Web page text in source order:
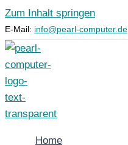
Zum Inhalt springen
E-Mail: info@pearl-computer.de
Home